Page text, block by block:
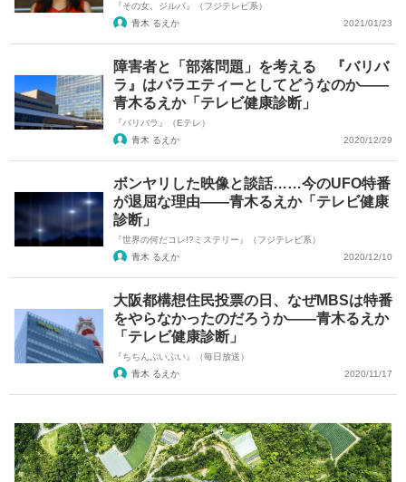
『その女、ジルバ』（フジテレビ系）
青木 るえか
2021/01/23
障害者と「部落問題」を考える 『バリバ
ラ』はバラエティーとしてどうなのか――
青木るえか「テレビ健康診断」
『バリバラ』（Eテレ）
青木 るえか
2020/12/29
ボンヤリした映像と談話……今のUFO特番
が退屈な理由――青木るえか「テレビ健康
診断」
『世界の何だコレ!?ミステリー』（フジテレビ系）
青木 るえか
2020/12/10
大阪都構想住民投票の日、なぜMBSは特番
をやらなかったのだろうか――青木るえか
「テレビ健康診断」
『ちちんぷいぷい』（毎日放送）
青木 るえか
2020/11/17